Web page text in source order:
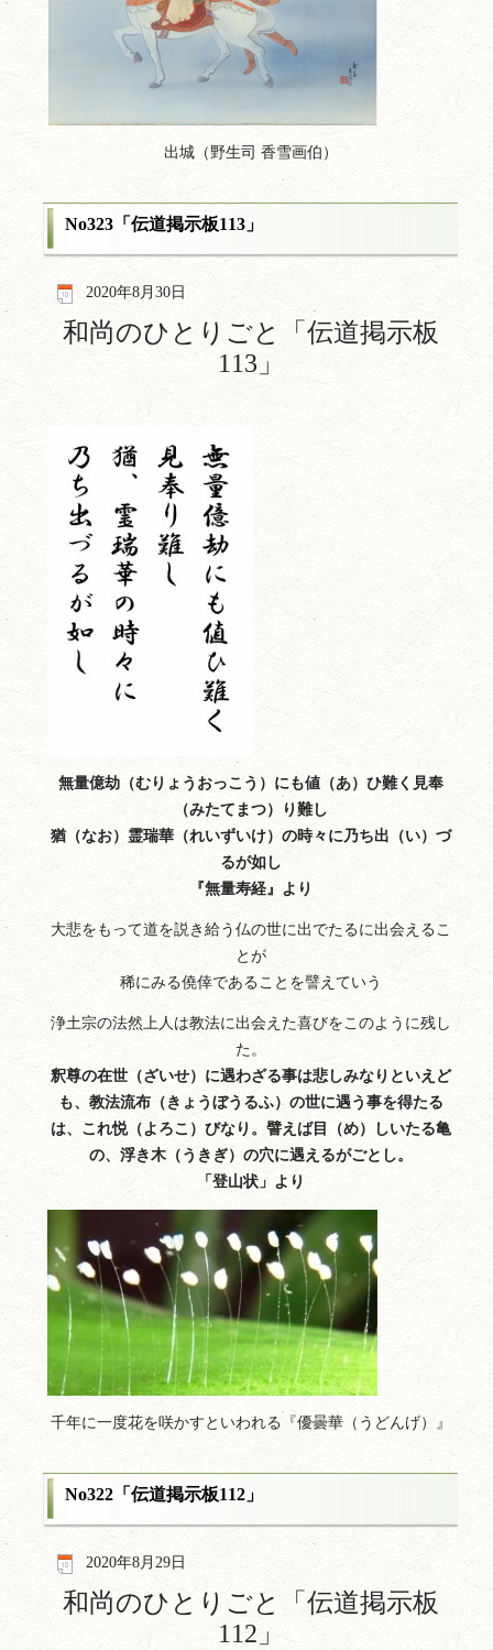
出城（野生司 香雪画伯）
No323「伝道掲示板113」
2020年8月30日
和尚のひとりごと「伝道掲示板
113 」
無量億劫（むりょうおっこう）にも値（あ）ひ難く見奉
（みたてまつ）り難し
猶（なお）霊瑞華（れいずいけ）の時々に乃ち出（い）づ
るが如し
『無量寿経』より
大悲をもって道を説き給う仏の世に出でたるに出会えるこ
とが
稀にみる僥倖であることを譬えていう
浄土宗の法然上人は教法に出会えた喜びをこのように残し
た。
釈尊の在世（ざいせ）に遇わざる事は悲しみなりといえど
も、教法流布（きょうぼうるふ）の世に遇う事を得たる
は、これ悦（よろこ）びなり。譬えば目（め）しいたる亀
の、浮き木（うきぎ）の穴に遇えるがごとし。
「登山状」より
千年に一度花を咲かすといわれる『優曇華（うどんげ）』
No322「伝道掲示板112」
2020年8月29日
和尚のひとりごと「伝道掲示板
112 」